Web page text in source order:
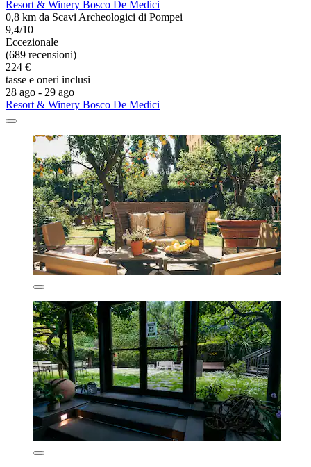
Resort & Winery Bosco De Medici
0,8 km da Scavi Archeologici di Pompei
9,4/10
Eccezionale
(689 recensioni)
224 €
tasse e oneri inclusi
28 ago - 29 ago
Resort & Winery Bosco De Medici